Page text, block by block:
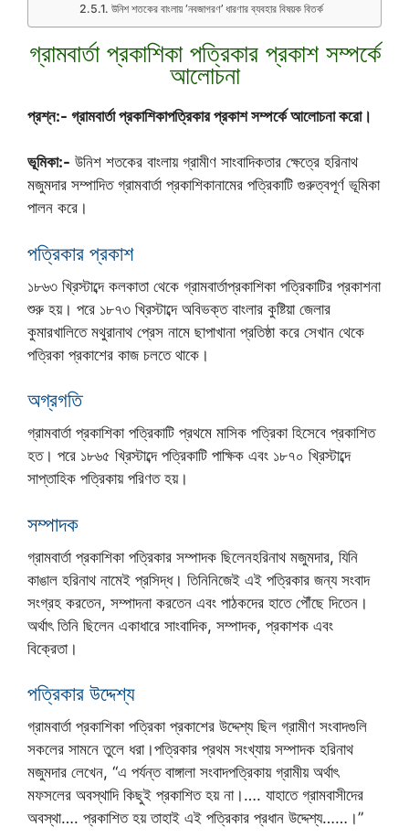
উনিশ শতকের বাংলায় ‘নবজাগরণ’ ধারণার ব্যবহার বিষয়ক বিতর্ক
গ্রামবার্তা প্রকাশিকা পত্রিকার প্রকাশ সম্পর্কে
আলোচনা
প্রশ্ন:- গ্রামবার্তা প্রকাশিকাপত্রিকার প্রকাশ সম্পর্কে আলোচনা করো।
ভূমিকা:- উনিশ শতকের বাংলায় গ্রামীণ সাংবাদিকতার ক্ষেত্রে হরিনাথ
মজুমদার সম্পাদিত গ্রামবার্তা প্রকাশিকানামের পত্রিকাটি গুরুত্বপূর্ণ ভূমিকা
পালন করে।
পত্রিকার প্রকাশ
১৮৬৩ খ্রিস্টাব্দে কলকাতা থেকে গ্রামবার্তাপ্রকাশিকা পত্রিকাটির প্রকাশনা
শুরু হয়। পরে ১৮৭৩ খ্রিস্টাব্দে অবিভক্ত বাংলার কুষ্টিয়া জেলার
কুমারখালিতে মথুরানাথ প্রেস নামে ছাপাখানা প্রতিষ্ঠা করে সেখান থেকে
পত্রিকা প্রকাশের কাজ চলতে থাকে।
অগ্রগতি
গ্রামবার্তা প্রকাশিকা পত্রিকাটি প্রথমে মাসিক পত্রিকা হিসেবে প্রকাশিত
হত। পরে ১৮৬৫ খ্রিস্টাব্দে পত্রিকাটি পাক্ষিক এবং ১৮৭০ খ্রিস্টাব্দে
সাপ্তাহিক পত্রিকায় পরিণত হয়।
সম্পাদক
গ্রামবার্তা প্রকাশিকা পত্রিকার সম্পাদক ছিলেনহরিনাথ মজুমদার, যিনি
কাঙাল হরিনাথ নামেই প্রসিদ্ধ। তিনিনিজেই এই পত্রিকার জন্য সংবাদ
সংগ্রহ করতেন, সম্পাদনা করতেন এবং পাঠকদের হাতে পৌঁছে দিতেন।
অর্থাৎ তিনি ছিলেন একাধারে সাংবাদিক, সম্পাদক, প্রকাশক এবং
বিক্রেতা।
পত্রিকার উদ্দেশ্য
গ্রামবার্তা প্রকাশিকা পত্রিকা প্রকাশের উদ্দেশ্য ছিল গ্রামীণ সংবাদগুলি
সকলের সামনে তুলে ধরা।পত্রিকার প্রথম সংখ্যায় সম্পাদক হরিনাথ
মজুমদার লেখেন, “এ পর্যন্ত বাঙ্গালা সংবাদপত্রিকায় গ্রামীয় অর্থাৎ
মফসলের অবস্থাদি কিছুই প্রকাশিত হয় না।…. যাহাতে গ্রামবাসীদের
অবস্থা…. প্রকাশিত হয় তাহাই এই পত্রিকার প্রধান উদ্দেশ্য……।”